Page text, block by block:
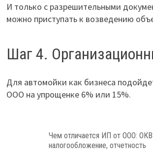
И только с разрешительными
можно приступать к возведению
Шаг 4.
Для автомойки как бизнеса
ООО на упрощенке 6% или 15%.
Чем отличается ИП от ООО:
налогообложение, отчетность